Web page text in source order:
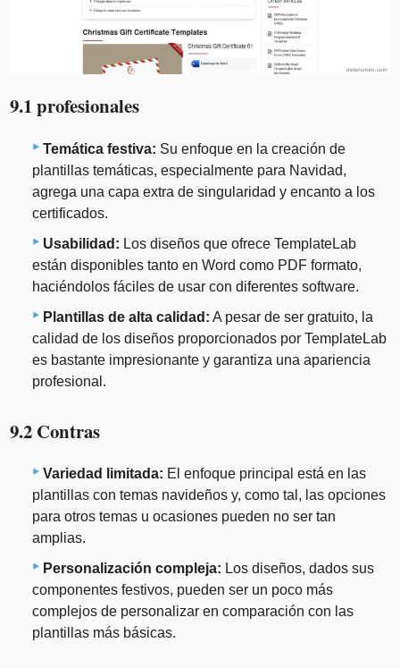
9.1 profesionales
Temática festiva: Su enfoque en la creación de
plantillas temáticas, especialmente para Navidad,
agrega una capa extra de singularidad y encanto a los
certificados.
Usabilidad: Los diseños que ofrece TemplateLab
están disponibles tanto en Word como PDF formato,
haciéndolos fáciles de usar con diferentes software.
Plantillas de alta calidad: A pesar de ser gratuito, la
calidad de los diseños proporcionados por TemplateLab
es bastante impresionante y garantiza una apariencia
profesional.
9.2 Contras
Variedad limitada: El enfoque principal está en las
plantillas con temas navideños y, como tal, las opciones
para otros temas u ocasiones pueden no ser tan
amplias.
Personalización compleja: Los diseños, dados sus
componentes festivos, pueden ser un poco más
complejos de personalizar en comparación con las
plantillas más básicas.